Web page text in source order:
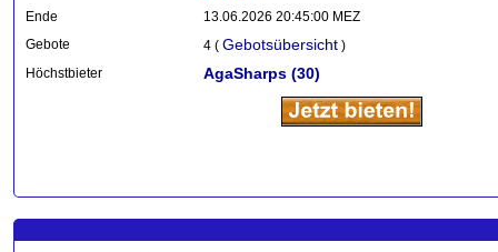
Ende
13.06.2026 20:45:00 MEZ
Gebote
4 ( Gebotsübersicht )
Höchstbieter
AgaSharps (30)